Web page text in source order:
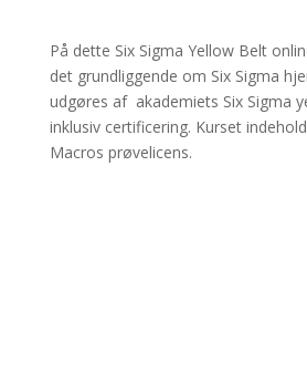
På dette Six Sigma Yellow Belt
det grundliggende om Six Sigma
udgøres af akademiets Six Sigma
inklusiv certificering. Kurset
Macros prøvelicens.